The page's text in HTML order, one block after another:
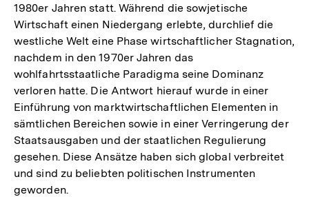
1980er Jahren statt. Während die sowjetische
Wirtschaft einen Niedergang erlebte, durchlief die
westliche Welt eine Phase wirtschaftlicher Stagnation,
nachdem in den 1970er Jahren das
wohlfahrtsstaatliche Paradigma seine Dominanz
verloren hatte. Die Antwort hierauf wurde in einer
Einführung von marktwirtschaftlichen Elementen in
sämtlichen Bereichen sowie in einer Verringerung der
Staatsausgaben und der staatlichen Regulierung
gesehen. Diese Ansätze haben sich global verbreitet
und sind zu beliebten politischen Instrumenten
geworden.